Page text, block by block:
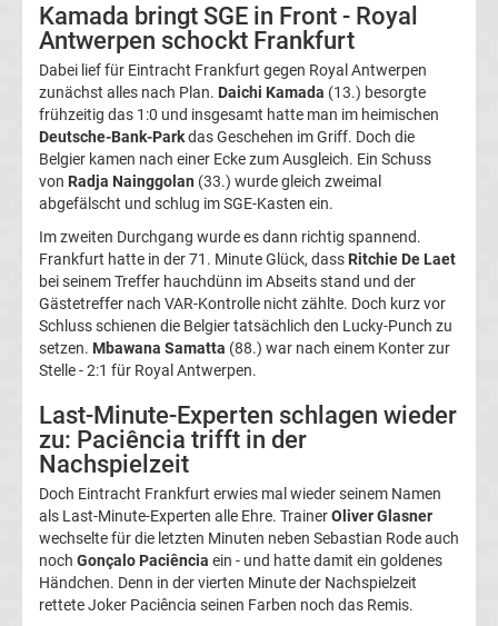
Italien
Transfergerüchte
Spanien
Top-
Aktuell
Bundesliga
Tabelle
Bundesliga
Ergebnisse
2.
Liga
Ergebnisse
Kamada bringt SGE in Front - Royal
Antwerpen schockt Frankfurt
Dabei lief für Eintracht Frankfurt gegen Royal Antwerpen
zunächst alles nach Plan. Daichi Kamada (13.) besorgte
frühzeitig das 1:0 und insgesamt hatte man im heimischen
Deutsche-Bank-Parkdas Geschehen im Griff. Doch die
Belgier kamen nach einer Ecke zum Ausgleich. Ein Schuss
von Radja Nainggolan (33.) wurde gleich zweimal
abgefälscht und schlug im SGE-Kasten ein.
Im zweiten Durchgang wurde es dann richtig spannend.
Frankfurt hatte in der 71. Minute Glück, dass Ritchie De Laet
bei seinem Treffer hauchdünn im Abseits stand und der
Gästetreffer nach VAR-Kontrolle nicht zählte. Doch kurz vor
Schluss schienen die Belgier tatsächlich den Lucky-Punch zu
setzen. Mbawana Samatta (88.) war nach einem Konter zur
Stelle - 2:1 für Royal Antwerpen.
Last-Minute-Experten schlagen wieder
zu: Paciência trifft in der
Nachspielzeit
Doch Eintracht Frankfurt erwies mal wieder seinem Namen
als Last-Minute-Experten alle Ehre. TrainerOliver Glasner
wechselte für die letzten Minuten neben Sebastian Rode auch
noch Gonçalo Paciência ein - und hatte damit ein goldenes
Händchen. Denn in der vierten Minute der Nachspielzeit
rettete Joker Paciência seinen Farben noch das Remis.